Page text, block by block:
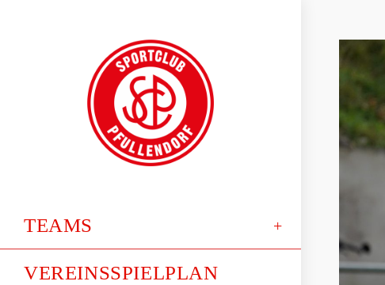
TEAMS
VEREINSSPIELPLAN